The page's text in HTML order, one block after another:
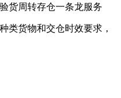
货周转存仓一条龙服务
类货物和交仓时效要求，